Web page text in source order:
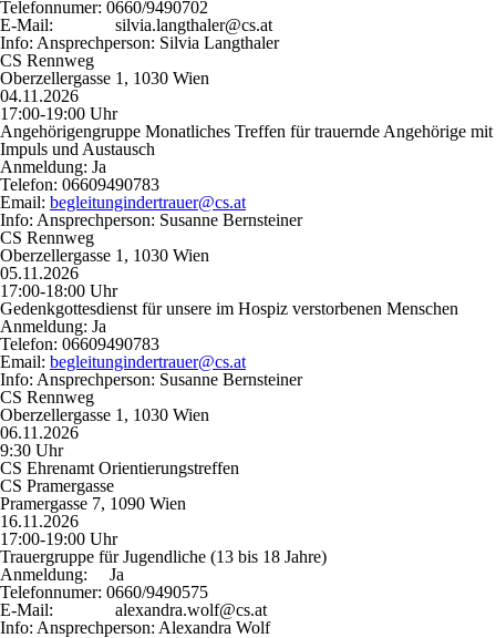
Telefonnumer: 0660/9490702
E-Mail:
silvia.langthaler@cs.at
Info: Ansprechperson: Silvia Langthaler
CS Rennweg
Oberzellergasse 1, 1030 Wien
04.11.2026
17:00-19:00 Uhr
Angehörigengruppe Monatliches Treffen für trauernde Angehörige mit
Impuls und Austausch
Anmeldung: Ja
Telefon: 06609490783
Email: begleitungindertrauer@cs.at
Info: Ansprechperson: Susanne Bernsteiner
CS Rennweg
Oberzellergasse 1, 1030 Wien
05.11.2026
17:00-18:00 Uhr
Gedenkgottesdienst für unsere im Hospiz verstorbenen Menschen
Anmeldung: Ja
Telefon: 06609490783
Email: begleitungindertrauer@cs.at
Info: Ansprechperson: Susanne Bernsteiner
CS Rennweg
Oberzellergasse 1, 1030 Wien
06.11.2026
9:30 Uhr
CS Ehrenamt Orientierungstreffen
CS Pramergasse
Pramergasse 7, 1090 Wien
16.11.2026
17:00-19:00 Uhr
Trauergruppe für Jugendliche (13 bis 18 Jahre)
Anmeldung: Ja
Telefonnumer: 0660/9490575
E-Mail:
alexandra.wolf@cs.at
Info: Ansprechperson: Alexandra Wolf